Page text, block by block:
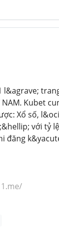
l&agrave;
Kubet
Xổ số,
với tỷ
đăng